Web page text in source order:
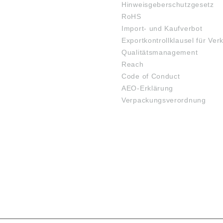
Hinweisgeberschutzgesetz
RoHS
Import- und Kaufverbot
Exportkontrollklausel für
Qualitätsmanagement
Reach
Code of Conduct
AEO-Erklärung
Verpackungsverordnung